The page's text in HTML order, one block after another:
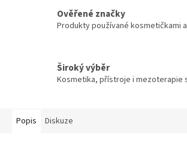
Ověřené značky
Produkty používané kosmetičkami
Široký výběr
Kosmetika, přístroje i mezoterapie
Popis Diskuze